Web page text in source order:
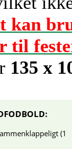
kan
til
135 x
(1